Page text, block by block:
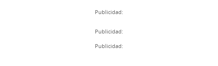
Publicidad:
Publicidad:
Publicidad: